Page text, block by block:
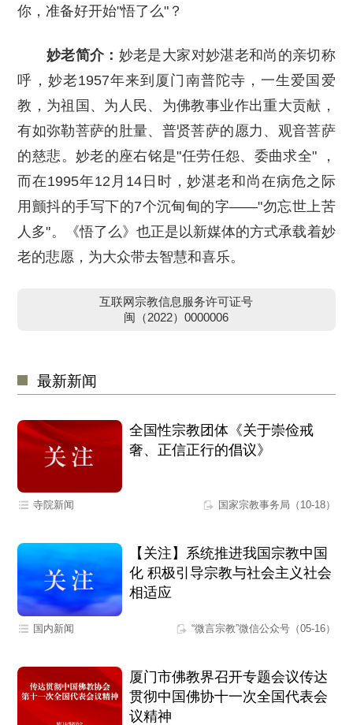
你，准备好开始"悟了么"？
妙老简介： 妙老是大家对妙湛老和尚的亲切称
呼，妙老1957年来到厦门南普陀寺，一生爱国爱
教，为祖国、为人民、为佛教事业作出重大贡献，
有如弥勒菩萨的肚量、普贤菩萨的愿力、观音菩萨
的慈悲。妙老的座右铭是"任劳任怨、委曲求全" ，
而在1995年12月14日时，妙湛老和尚在病危之际
用颤抖的手写下的7个沉甸甸的字——"勿忘世上苦
人多"。《悟了么》也正是以新媒体的方式承载着妙
老的悲愿，为大众带去智慧和喜乐。
互联网宗教信息服务许可证号
闽（2022）0000006
最新新闻
全国性宗教团体《关于崇俭戒
奢、正信正行的倡议》
国家宗教事务局（10-18）
寺院新闻
【关注】系统推进我国宗教中国
化 积极引导宗教与社会主义社会
相适应
“微言宗教”微信公众号（05-16）
国内新闻
厦门市佛教界召开专题会议传达
贯彻中国佛协十一次全国代表会
议精神